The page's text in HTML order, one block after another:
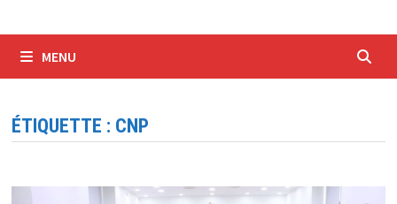
MENU
ÉTIQUETTE : CNP